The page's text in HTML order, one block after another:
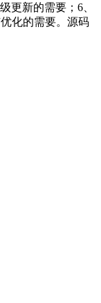
更新的需要；6、
化的需要。源码